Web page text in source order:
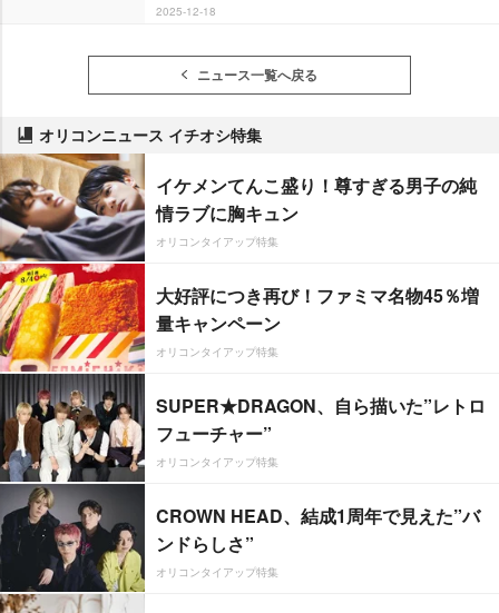
2025-12-18
ニュース一覧へ戻る
オリコンニュース イチオシ特集
イケメンてんこ盛り！尊すぎる男子の純
情ラブに胸キュン
オリコンタイアップ特集
大好評につき再び！ファミマ名物45％増
量キャンペーン
オリコンタイアップ特集
SUPER★DRAGON、自ら描いた”レトロ
フューチャー”
オリコンタイアップ特集
CROWN HEAD、結成1周年で見えた”バ
ンドらしさ”
オリコンタイアップ特集